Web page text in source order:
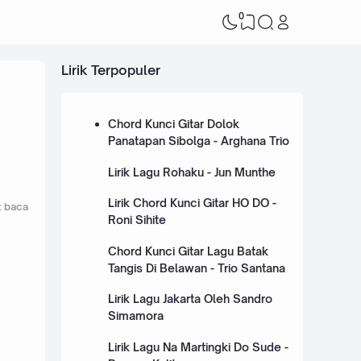
0
baca
Lirik Terpopuler
Chord Kunci Gitar Dolok
Panatapan Sibolga - Arghana Trio
Lirik Lagu Rohaku - Jun Munthe
Lirik Chord Kunci Gitar HO DO -
Roni Sihite
Chord Kunci Gitar Lagu Batak
Tangis Di Belawan - Trio Santana
Lirik Lagu Jakarta Oleh Sandro
Simamora
Lirik Lagu Na Martingki Do Sude -